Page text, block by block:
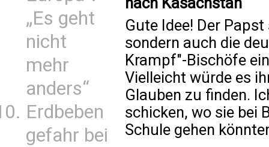
„Es geht
nicht
mehr
anders“
Erdbeben
gefahr bei
Gute Idee! Der
sondern auch die
Krampf"-Bischöfe
Vielleicht würde es
Glauben zu finden.
schicken, wo sie bei
Schule gehen